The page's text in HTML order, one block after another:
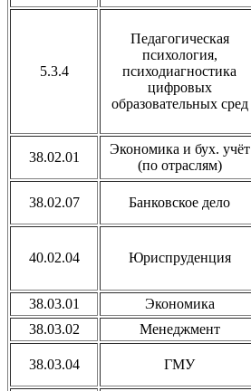
5.3.4
Педагогическая
психология,
психодиагностика
цифровых
образовательных сред
38.02.01
Экономика и бух. учёт
(по отраслям)
38.02.07 Банковское дело
40.02.04 Юриспруденция
38.03.01 Экономика
38.03.02
Менеджмент
38.03.04 ГМУ